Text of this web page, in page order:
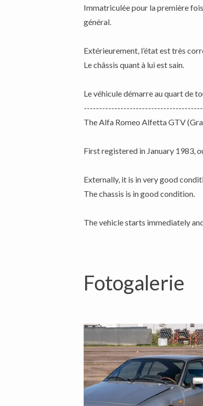
Immatriculée pour la première
général.
Extérieurement, l’état est très
Le châssis quant à lui est sain.
Le véhicule démarre au quart de
The Alfa Romeo Alfetta GTV
First registered in January 1983,
Externally, it is in very good
The chassis is in good condition.
Fotogalerie